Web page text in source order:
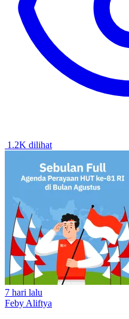
1.2K dilihat
7 hari lalu
Feby Aliftya